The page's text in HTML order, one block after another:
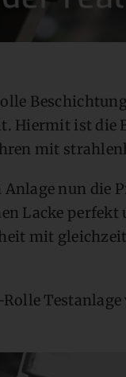
Hiermit ist die
mit
nun die
Lacke
mit